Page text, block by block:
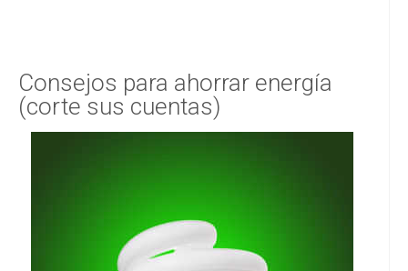
Consejos para ahorrar energía
(corte sus cuentas)